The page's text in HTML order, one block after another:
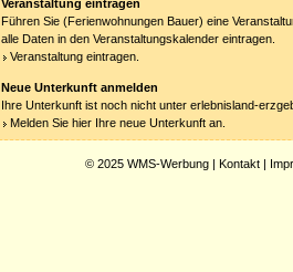
Veranstaltung eintragen
Führen Sie (Ferienwohnungen Bauer) eine
alle Daten in den Veranstaltungskalender eintragen.
Veranstaltung eintragen.
Neue Unterkunft anmelden
Ihre Unterkunft ist noch nicht unter erlebnisland-
Melden Sie hier Ihre neue Unterkunft an.
© 2025 WMS-Werbung | Kontakt |